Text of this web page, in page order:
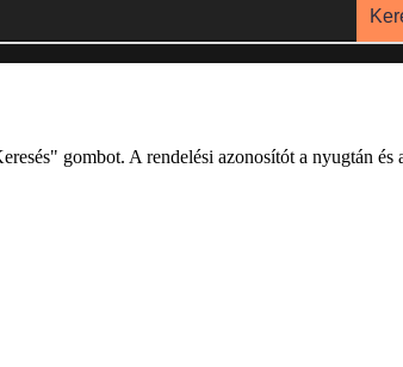
gombot. A rendelési azonosítót a nyugtán és